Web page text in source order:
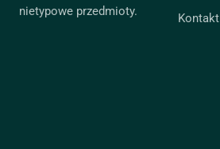
nietypowe przedmioty.
Kontakt